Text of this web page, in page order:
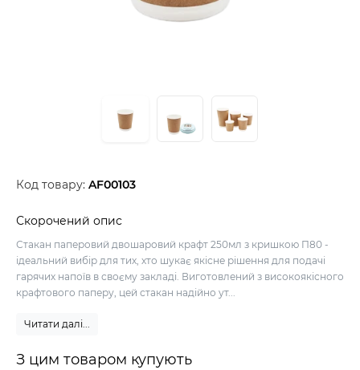
Код товару: AF00103
Скорочений опис
Стакан паперовий двошаровий крафт 250мл з кришкою П80 -
ідеальний вибір для тих, хто шукає якісне рішення для подачі
гарячих напоїв в своєму закладі. Виготовлений з високоякісного
крафтового паперу, цей стакан надійно ут...
Читати далі...
З цим товаром купують